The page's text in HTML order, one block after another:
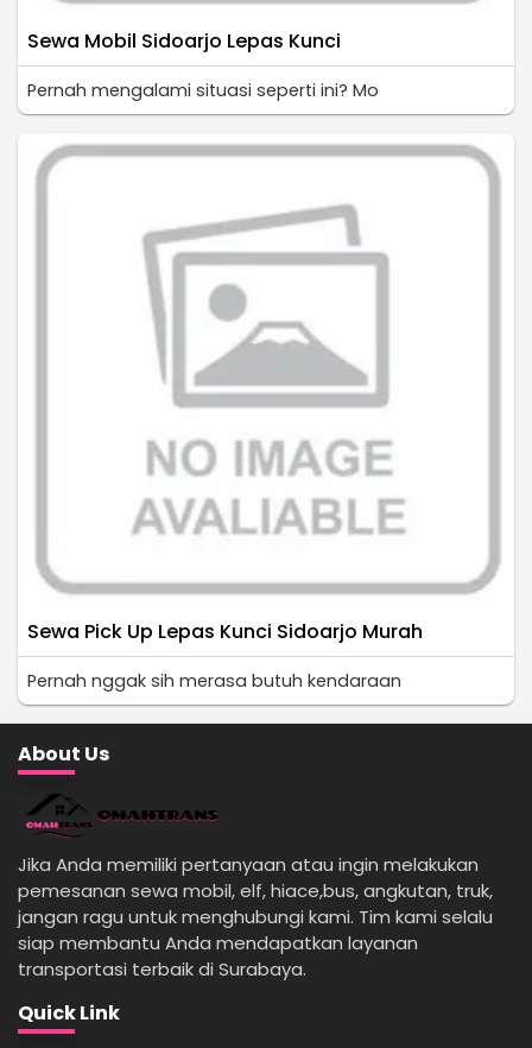
Sewa Mobil Sidoarjo Lepas Kunci
Pernah mengalami situasi seperti ini? Mo
Sewa Pick Up Lepas Kunci Sidoarjo Murah
Pernah nggak sih merasa butuh kendaraan
About Us
Jika Anda memiliki pertanyaan atau ingin melakukan
pemesanan sewa mobil, elf, hiace,bus, angkutan, truk,
jangan ragu untuk menghubungi kami. Tim kami selalu
siap membantu Anda mendapatkan layanan
transportasi terbaik di Surabaya.
Quick Link